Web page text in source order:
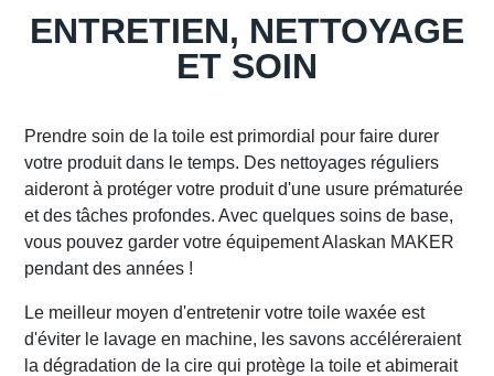
ENTRETIEN, NETTOYAGE
ET SOIN
Prendre soin de la toile est primordial pour faire durer
votre produit dans le temps. Des nettoyages réguliers
aideront à protéger votre produit d'une usure prématurée
et des tâches profondes. Avec quelques soins de base,
vous pouvez garder votre équipement Alaskan MAKER
pendant des années !
Le meilleur moyen d'entretenir votre toile waxée est
d'éviter le lavage en machine, les savons accéléreraient
la dégradation de la cire qui protège la toile et abimerait